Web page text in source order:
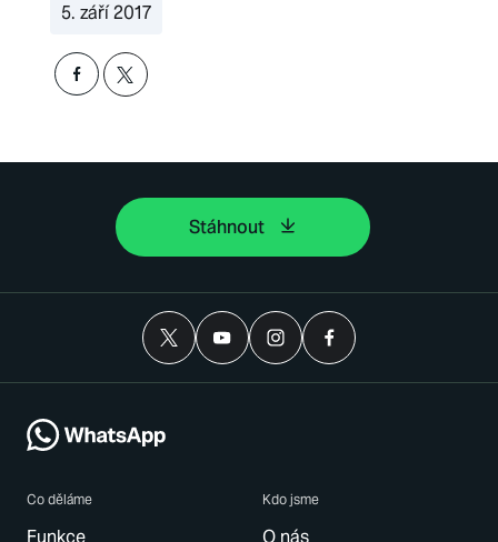
5. září 2017
Stáhnout
Co děláme
Funkce
Kdo jsme
O nás